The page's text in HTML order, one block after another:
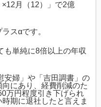
×12月（12）」で2億
スαです。
も単純に8倍以上の年収
安婦」や「吉田調書」の
にあり、経費削減のた
万円程度引き下げられ
期に退社したと言えま